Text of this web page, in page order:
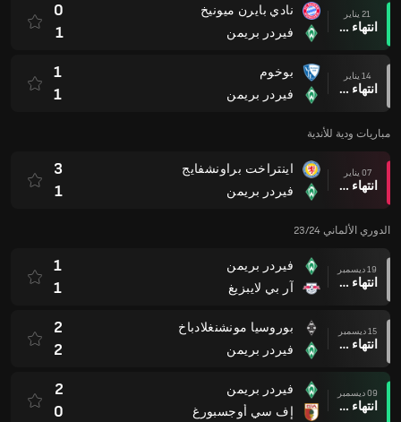
21 يناير
انتهاء وقت المباراة
نادي بايرن ميونيخ
فيردر بريمن
0
1
14 يناير
انتهاء وقت المباراة
بوخوم
فيردر بريمن
1
1
مباريات ودية للأندية
07 يناير
انتهاء وقت المباراة
اينتراخت براونشفايج
فيردر بريمن
3
1
الدوري الألماني 23/24
19 ديسمبر
انتهاء وقت المباراة
فيردر بريمن
آر بي لايبزيغ
1
1
15 ديسمبر
انتهاء وقت المباراة
بوروسيا مونشنغلادباخ
فيردر بريمن
2
2
09 ديسمبر
انتهاء وقت المباراة
فيردر بريمن
إف سي أوجسبورغ
2
0